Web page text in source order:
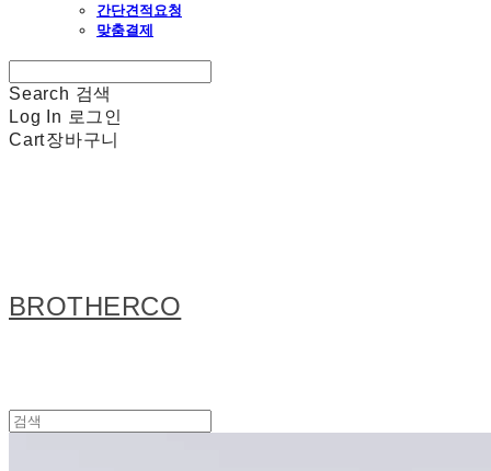
간단견적요청
맞춤결제
Search 검색
Log In 로그인
Cart장바구니
BROTHERCO